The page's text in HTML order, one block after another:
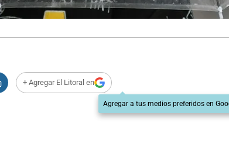
+ Agregar El Litoral en
Agregar a tus medios preferidos en